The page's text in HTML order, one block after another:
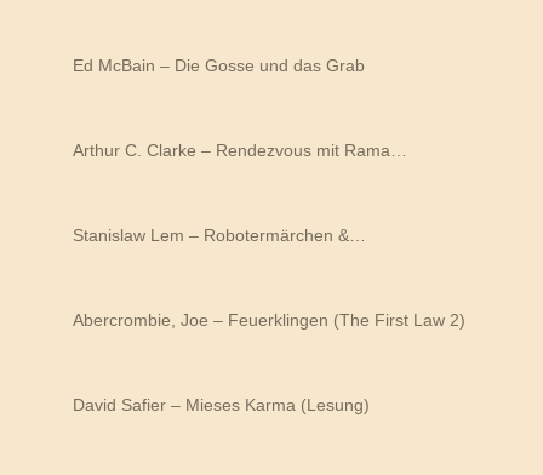
Ed McBain – Die Gosse und das Grab
Arthur C. Clarke – Rendezvous mit Rama…
Stanislaw Lem – Robotermärchen &…
Abercrombie, Joe – Feuerklingen (The First Law 2)
David Safier – Mieses Karma (Lesung)